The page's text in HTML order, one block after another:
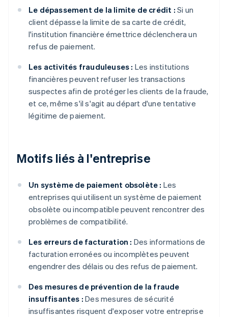
Le dépassement de la limite de crédit : Si un
client dépasse la limite de sa carte de crédit,
l'institution financière émettrice déclenchera un
refus de paiement.
Les activités frauduleuses : Les institutions
financières peuvent refuser les transactions
suspectes afin de protéger les clients de la fraude,
et ce, même s'il s'agit au départ d'une tentative
légitime de paiement.
Motifs liés à l'entreprise
Un système de paiement obsolète : Les
entreprises qui utilisent un système de paiement
obsolète ou incompatible peuvent rencontrer des
problèmes de compatibilité.
Les erreurs de facturation : Des informations de
facturation erronées ou incomplètes peuvent
engendrer des délais ou des refus de paiement.
Des mesures de prévention de la fraude
insuffisantes : Des mesures de sécurité
insuffisantes risquent d'exposer votre entreprise